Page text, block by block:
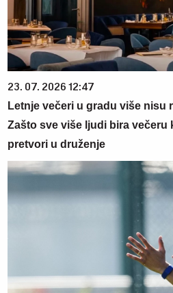
23. 07. 2026 12:47
Letnje večeri u gradu više nisu
Zašto sve više ljudi bira večeru
pretvori u druženje